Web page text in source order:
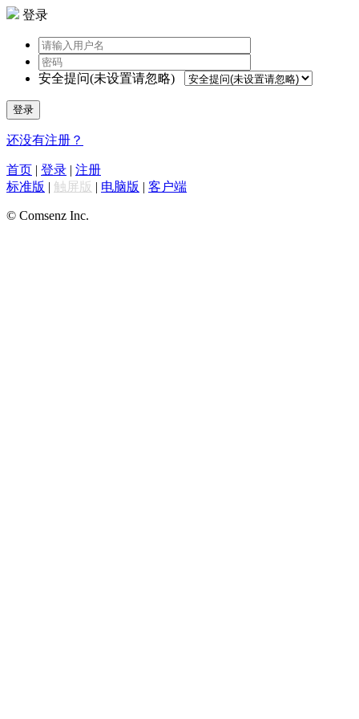
登录
安全提问(未设置请忽略)
登录
还没有注册？
首页 | 登录 | 注册
标准版 | 触屏版 | 电脑版 | 客户端
© Comsenz Inc.